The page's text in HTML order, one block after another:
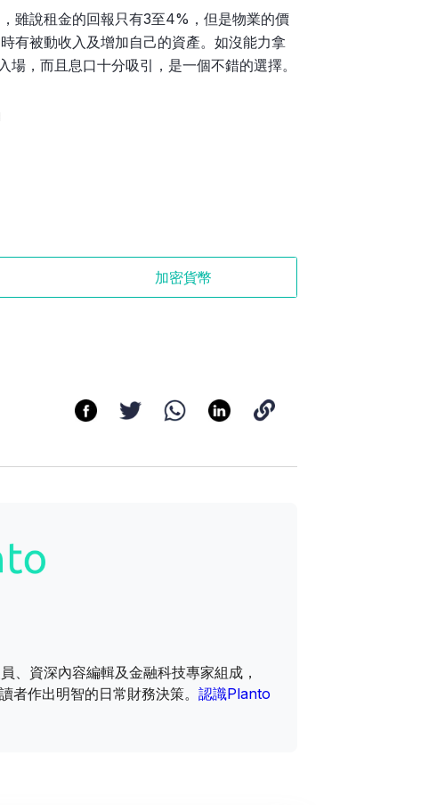
雖說租金的回報只有3至4%，但是物業的價
有被動收入及增加自己的資產。如沒能力拿
場，而且息口十分吸引，是一個不錯的選擇。
加密貨幣
、資深內容編輯及金融科技專家組成，
者作出明智的日常財務決策。 認識Planto